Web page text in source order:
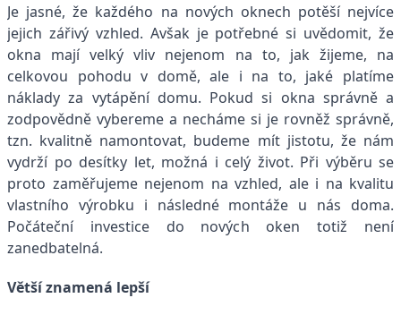
Je jasné, že každého na nových oknech potěší nejvíce
jejich zářivý vzhled. Avšak je potřebné si uvědomit, že
okna mají velký vliv nejenom na to, jak žijeme, na
celkovou pohodu v domě, ale i na to, jaké platíme
náklady za vytápění domu. Pokud si okna správně a
zodpovědně vybereme a necháme si je rovněž správně,
tzn. kvalitně namontovat, budeme mít jistotu, že nám
vydrží po desítky let, možná i celý život. Při výběru se
proto zaměřujeme nejenom na vzhled, ale i na kvalitu
vlastního výrobku i následné montáže u nás doma.
Počáteční investice do nových oken totiž není
zanedbatelná.
Větší znamená lepší